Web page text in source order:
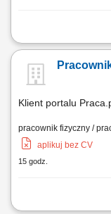
Wymagania
broni. Od kandydatów/
przepisów związanych
Klient portalu
pracownik fizyczny /
aplikuj bez CV
15 godz.
ochrona przed